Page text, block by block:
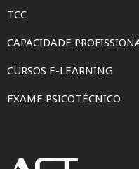
TCC
CAPACIDADE
CURSOS E-LEARNING
EXAME PSICOTÉCNICO